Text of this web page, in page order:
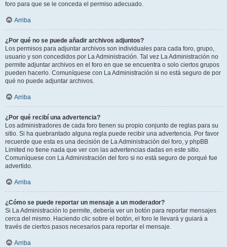
foro para que se le conceda el permiso adecuado.
Arriba
¿Por qué no se puede añadir archivos adjuntos?
Los permisos para adjuntar archivos son individuales para cada foro, grupo,
usuario y son concedidos por La Administración. Tal vez La Administración no
permite adjuntar archivos en el foro en que se encuentra o solo ciertos grupos
pueden hacerlo. Comuníquese con La Administración si no está seguro de por
qué no puede adjuntar archivos.
Arriba
¿Por qué recibí una advertencia?
Los administradores de cada foro tienen su propio conjunto de reglas para su
sitio. Si ha quebrantado alguna regla puede recibir una advertencia. Por favor
recuerde que esta es una decisión de La Administración del foro, y phpBB
Limited no tiene nada que ver con las advertencias dadas en este sitio.
Comuníquese con La Administración del foro si no está seguro de porqué fue
advertido.
Arriba
¿Cómo se puede reportar un mensaje a un moderador?
Si La Administración lo permite, debería ver un botón para reportar mensajes
cerca del mismo. Haciendo clic sobre el botón, el foro le llevará y guiará a
través de ciertos pasos necesarios para reportar el mensaje.
Arriba